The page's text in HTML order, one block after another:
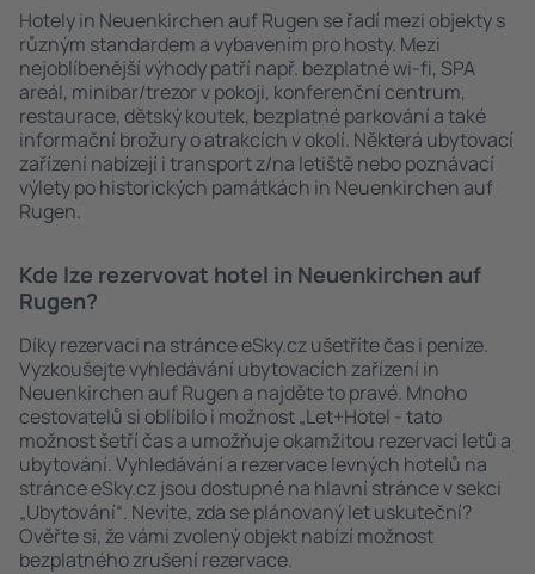
Hotely in Neuenkirchen auf Rugen se řadí mezi objekty s
různým standardem a vybavením pro hosty. Mezi
nejoblíbenější výhody patří např. bezplatné wi-fi, SPA
areál, minibar/trezor v pokoji, konferenční centrum,
restaurace, dětský koutek, bezplatné parkování a také
informační brožury o atrakcích v okolí. Některá ubytovací
zařízení nabízejí i transport z/na letiště nebo poznávací
výlety po historických památkách in Neuenkirchen auf
Rugen.
Kde lze rezervovat hotel in Neuenkirchen auf
Rugen?
Díky rezervaci na stránce eSky.cz ušetříte čas i peníze.
Vyzkoušejte vyhledávání ubytovacích zařízení in
Neuenkirchen auf Rugen a najděte to pravé. Mnoho
cestovatelů si oblíbilo i možnost „Let+Hotel - tato
možnost šetří čas a umožňuje okamžitou rezervaci letů a
ubytování. Vyhledávání a rezervace levných hotelů na
stránce eSky.cz jsou dostupné na hlavní stránce v sekci
„Ubytování“. Nevíte, zda se plánovaný let uskuteční?
Ověřte si, že vámi zvolený objekt nabízí možnost
bezplatného zrušení rezervace.